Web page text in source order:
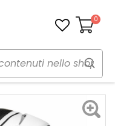
Carrello
0
Caschi